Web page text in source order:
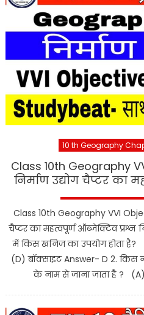
10 th Geography
Class 10th Geography
निर्माण उद्योग चैप्टर का
Class 10th Geography VVI
चैप्टर का महत्वपूर्ण ऑब्जेक्टिव प्रश्न
में किस खनिज का उपयोग होता
(D) बॉक्साइट Answer- D 2. किस
के नाम से जाना जाता है ?